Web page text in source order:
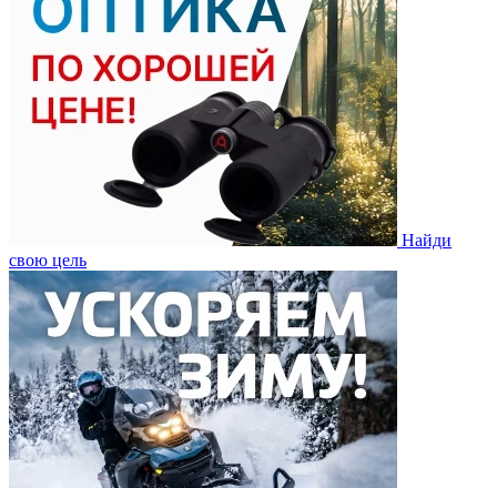
Найди
свою цель